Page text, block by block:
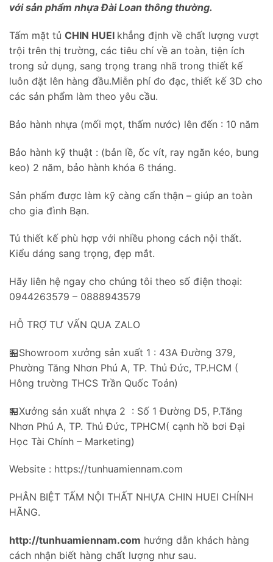
với sản phẩm nhựa Đài Loan thông thường.
Tấm mặt tủ CHIN HUEI khẳng định về chất lượng vượt
trội trên thị trường, các tiêu chí về an toàn, tiện ích
trong sử dụng, sang trọng trang nhã trong thiết kế
luôn đặt lên hàng đầu.Miễn phí đo đạc, thiết kế 3D cho
các sản phẩm làm theo yêu cầu.
Bảo hành nhựa (mối mọt, thấm nước) lên đến : 10 năm
Bảo hành kỹ thuật : (bản lề, ốc vít, ray ngăn kéo, bung
keo) 2 năm, bảo hành khóa 6 tháng.
Sản phẩm được làm kỹ càng cẩn thận – giúp an toàn
cho gia đình Bạn.
Tủ thiết kế phù hợp với nhiều phong cách nội thất.
Kiểu dáng sang trọng, đẹp mắt.
Hãy liên hệ ngay cho chúng tôi theo số điện thoại:
0944263579 – 0888943579
HỖ TRỢ TƯ VẤN QUA ZALO
🏪Showroom xưởng sản xuất 1 : 43A Đường 379,
Phường Tăng Nhơn Phú A, TP. Thủ Đức, TP.HCM (
Hông trường THCS Trần Quốc Toản)
🏪Xưởng sản xuất nhựa 2 : Số 1 Đường D5, P.Tăng
Nhơn Phú A, TP. Thủ Đức, TPHCM( cạnh hồ bơi Đại
Học Tài Chính – Marketing)
Website : https://tunhuamiennam.com
PHÂN BIỆT TẤM NỘI THẤT NHỰA CHIN HUEI CHÍNH
HÃNG.
http://tunhuamiennam.com hướng dẫn khách hàng
cách nhận biết hàng chất lượng như sau.